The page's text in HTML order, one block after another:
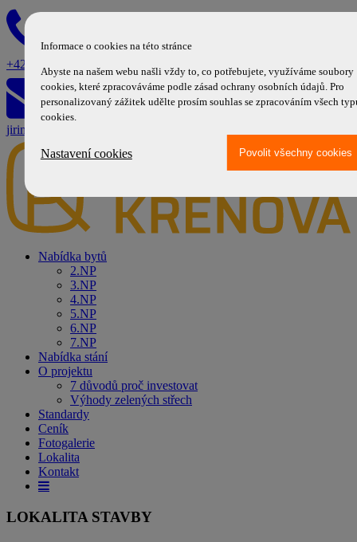
+420 724 972 540
jirina.kropackova@komfort.cz
Nabídka bytů
2.NP
3.NP
4.NP
5.NP
6.NP
7.NP
Nabídka stání
O projektu
7 důvodů proč investovat
Výhody zelených střech
Standardy
Ceník
Fotogalerie
Lokalita
Kontakt
LOKALITA STAVBY
Informace o cookies na této stránce
Abyste na našem webu našli vždy to, co potřebujete, využíváme soubory
cookies, které zpracováváme podle zásad ochrany osobních údajů. Pro
personalizovaný zážitek udělte prosím souhlas se zpracováním všech
cookies.
Nastavení cookies